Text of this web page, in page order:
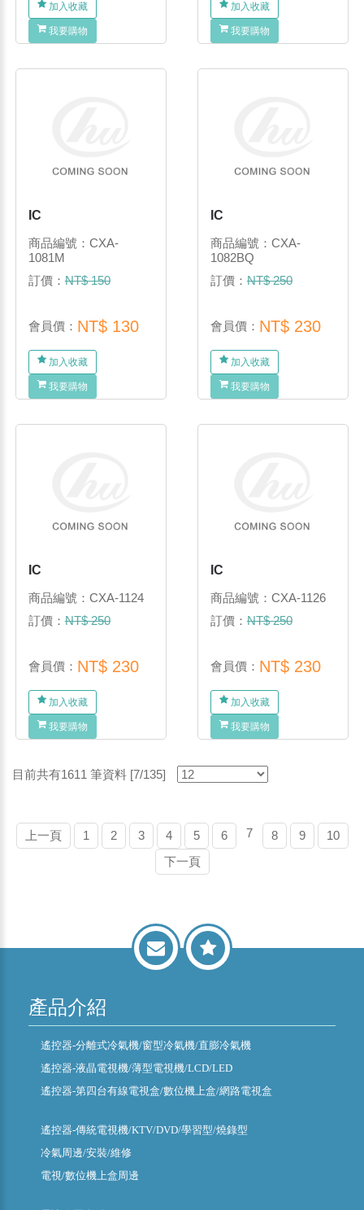
加入收藏
我要購物
加入收藏
我要購物
IC
商品編號：CXA-
1081M
訂價：NT$ 150
會員價： NT$ 130
加入收藏
我要購物
IC
商品編號：CXA-
1082BQ
訂價：NT$ 250
會員價： NT$ 230
加入收藏
我要購物
IC
商品編號：CXA-1124
訂價：NT$ 250
會員價： NT$ 230
加入收藏
我要購物
IC
商品編號：CXA-1126
訂價：NT$ 250
會員價： NT$ 230
加入收藏
我要購物
目前共有1611 筆資料 [7/135]
上一頁 1 2 3 4 5 6 7 8 9
10
下一頁
產品介紹
遙控器-分離式冷氣機/窗型冷氣機/直膨冷氣機
遙控器-液晶電視機/薄型電視機/LCD/LED
遙控器-第四台有線電視盒/數位機上盒/網路電視盒
遙控器-傳統電視機/KTV/DVD/學習型/燒錄型
冷氣周邊/安裝/維修
電視/數位機上盒周邊